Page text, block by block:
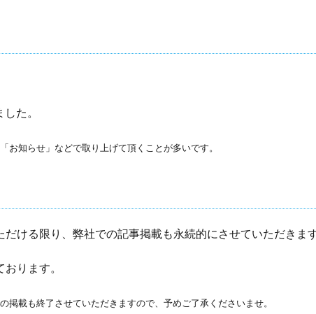
た。
知らせ」などで取り上げて頂くことが多いです。
だける限り、弊社での記事掲載も永続的にさせていただきま
ります。
載も終了させていただきますので、予めご了承くださいませ。